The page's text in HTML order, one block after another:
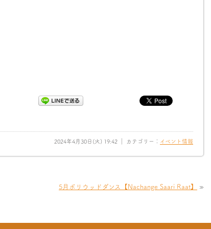
2024年4月30日(火) 19:42 ｜ カテゴリー： イベント情報
5月ボリウッドダンス【Nachange Saari Raat】 »